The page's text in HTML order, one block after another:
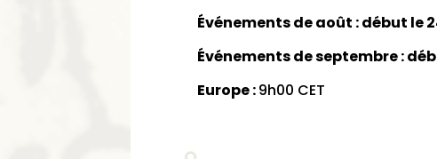
Événements de août : début le
Événements de septembre :
Europe :9h00 CET